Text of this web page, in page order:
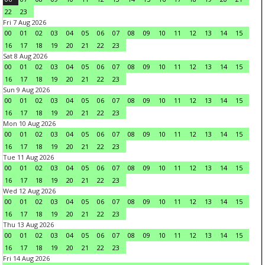
22
23
Fri 7 Aug 2026
00
01 02 03 04 05 06 07 08 09 10 11 12 13 14
15
16
17 18 19 20 21 22
23
Sat 8 Aug 2026
00
01 02 03 04 05 06 07 08 09 10 11 12 13 14
15
16
17 18 19 20 21 22
23
Sun 9 Aug 2026
00
01 02 03 04 05 06 07 08 09 10 11 12 13 14
15
16
17 18 19 20 21 22
23
Mon 10 Aug 2026
00
01 02 03 04 05 06 07 08 09 10 11 12 13 14
15
16
17 18 19 20 21 22
23
Tue 11 Aug 2026
00
01 02 03 04 05 06 07 08 09 10 11 12 13 14
15
16
17 18 19 20 21 22
23
Wed 12 Aug 2026
00
01 02 03 04 05 06 07 08 09 10 11 12 13 14
15
16
17 18 19 20 21 22
23
Thu 13 Aug 2026
00
01 02 03 04 05 06 07 08 09 10 11 12 13 14
15
16
17 18 19 20 21 22
23
Fri 14 Aug 2026